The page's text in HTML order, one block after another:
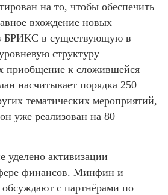
на то, чтобы обеспечить
вхождение новых
БРИКС в существующую в
структуру
приобщение к сложившейся
насчитывает порядка 250
тематических мероприятий,
уже реализован на 80
уделено активизации
финансов. Минфин и
с партнёрами по